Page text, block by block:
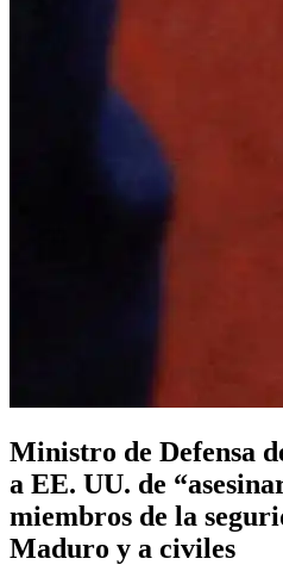
Ministro de Defensa
a EE. UU. de
miembros de la
Maduro y a civiles